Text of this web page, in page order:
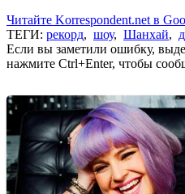
Читайте Korrespondent.net в
ТЕГИ: рекорд, шоу, Шанхай,
Если вы заметили ошибку,
нажмите Ctrl+Enter, чтобы